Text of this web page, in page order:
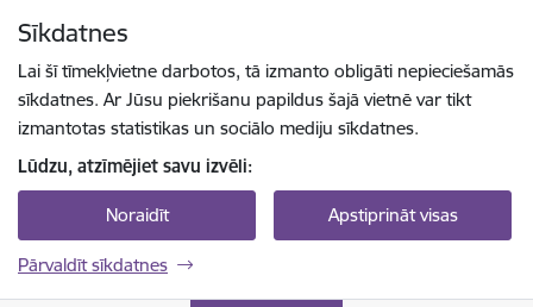
Sīkdatnes
Lai šī tīmekļvietne darbotos, tā izmanto obligāti nepieciešamās
sīkdatnes. Ar Jūsu piekrišanu papildus šajā vietnē var tikt
izmantotas statistikas un sociālo mediju sīkdatnes.
Lūdzu, atzīmējiet savu izvēli:
Noraidīt Apstiprināt visas
Pārvaldīt sīkdatnes